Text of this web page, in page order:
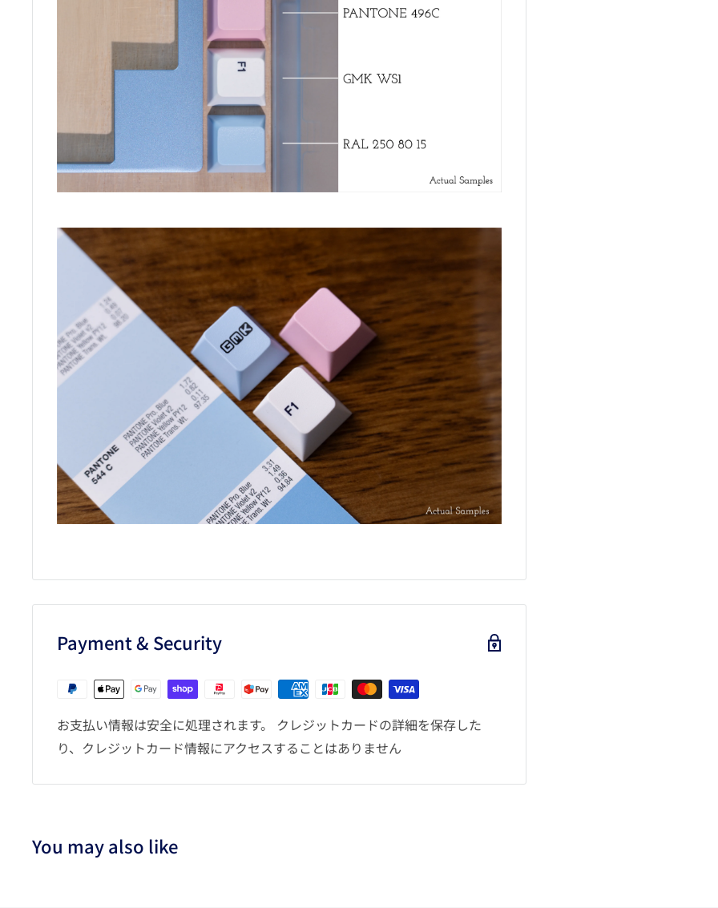
Payment & Security
お支払い情報は安全に処理されます。 クレジットカードの詳細を保存した
り、クレジットカード情報にアクセスすることはありません
You may also like